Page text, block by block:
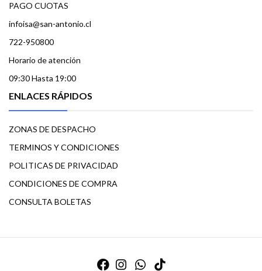
PAGO CUOTAS
infoisa@san-antonio.cl
722-950800
Horario de atención
09:30 Hasta 19:00
ENLACES RÁPIDOS
ZONAS DE DESPACHO
TERMINOS Y CONDICIONES
POLITICAS DE PRIVACIDAD
CONDICIONES DE COMPRA
CONSULTA BOLETAS